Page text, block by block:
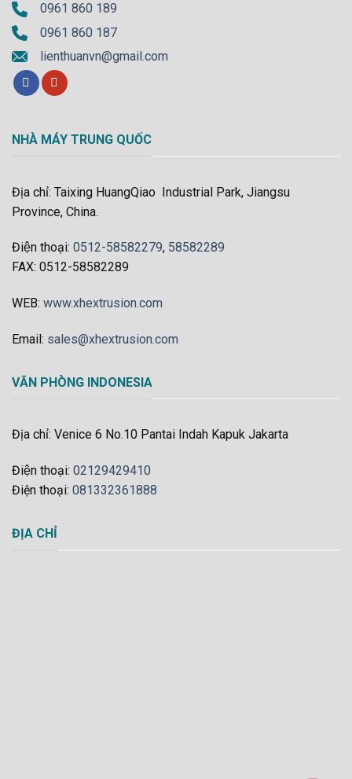
0961 860 189
0961 860 187
lienthuanvn@gmail.com
NHÀ MÁY TRUNG QUỐC
Địa chỉ: Taixing HuangQiao Industrial Park, Jiangsu
Province, China.
Điện thoại: 0512-58582279, 58582289
FAX: 0512-58582289
WEB: www.xhextrusion.com
Email: sales@xhextrusion.com
VĂN PHÒNG INDONESIA
Địa chỉ: Venice 6 No.10 Pantai Indah Kapuk Jakarta
Điện thoại: 02129429410
Điện thoại: 081332361888
ĐỊA CHỈ